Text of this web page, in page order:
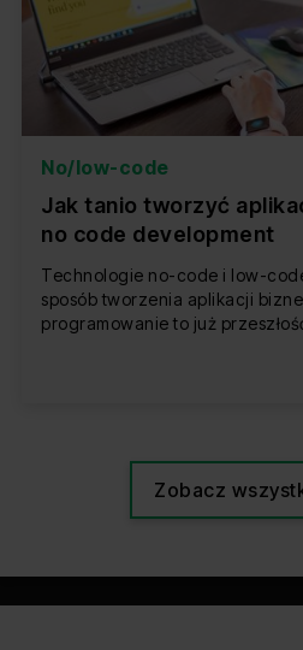
No/low-code
Jak tanio tworzyć
no code development
Technologie no-code i low-
sposób tworzenia aplikacji
programowanie to już
Zobacz